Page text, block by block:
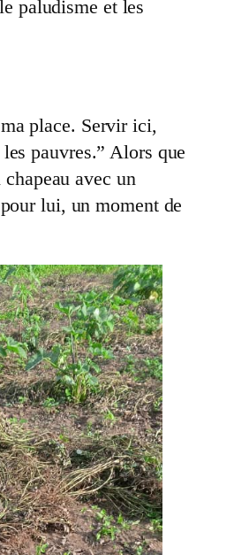
paludisme et les
place. Servir ici,
pauvres.” Alors que
avec un
lui, un moment de